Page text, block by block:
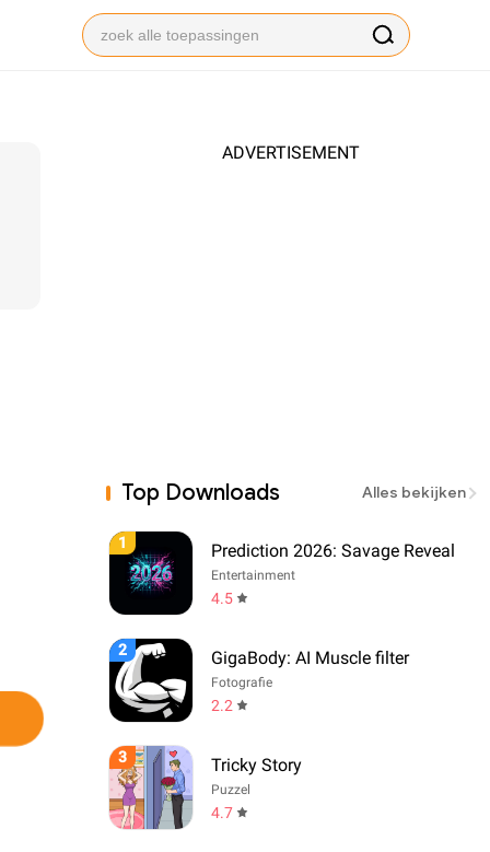
ADVERTISEMENT
Top Downloads Alles bekijken
1 Prediction 2026: Savage Reveal
Entertainment
4.5
2 GigaBody: AI Muscle filter
Fotografie
2.2
3 Tricky Story
Puzzel
4.7